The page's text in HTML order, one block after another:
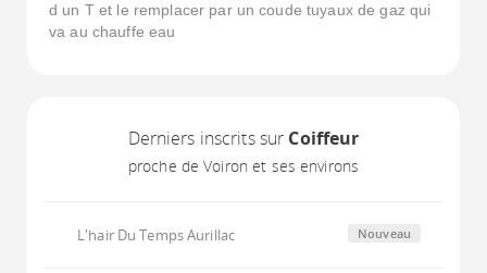
d un T et le remplacer par un coude tuyaux de gaz qui
va au chauffe eau
Derniers inscrits sur Coiffeur
proche de Voiron et ses environs
L'hair Du Temps Aurillac Nouveau